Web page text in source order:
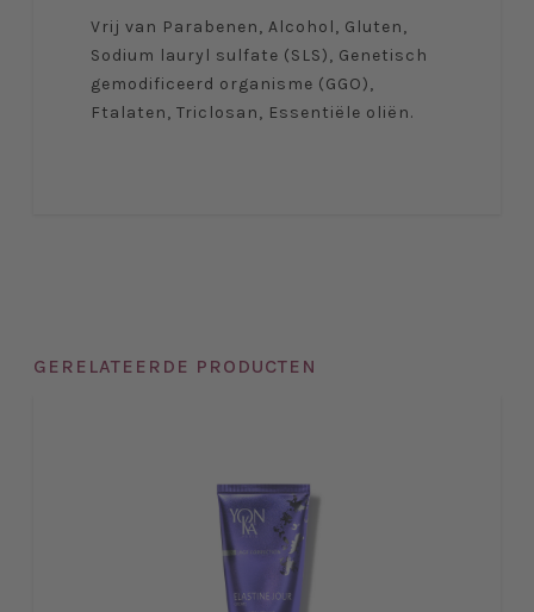
Vrij van Parabenen, Alcohol, Gluten,
Sodium lauryl sulfate (SLS), Genetisch
gemodificeerd organisme (GGO),
Ftalaten, Triclosan, Essentiële oliën.
GERELATEERDE PRODUCTEN